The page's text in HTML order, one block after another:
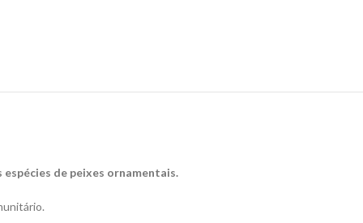
de peixes ornamentais.